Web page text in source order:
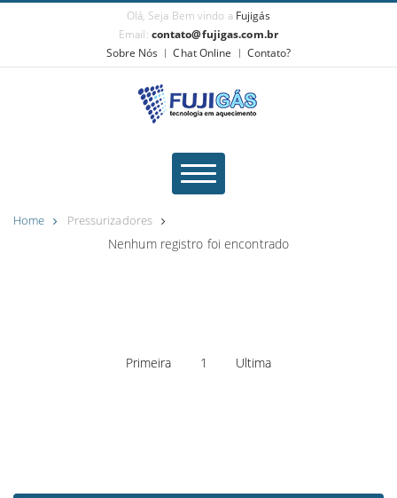
Olá, Seja Bem vindo a Fujigás
Email: contato@fujigas.com.br
Sobre Nós
Chat Online Contato?
Home Pressurizadores
Nenhum registro foi encontrado
Primeira 1 Ultima